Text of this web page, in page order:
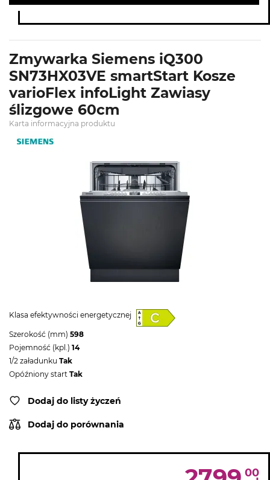
Zmywarka Siemens iQ300
SN73HX03VE smartStart Kosze
varioFlex infoLight Zawiasy
ślizgowe 60cm
Karta informacyjna produktu
Klasa efektywności energetycznej
Szerokość (mm) 598
Pojemność (kpl.) 14
1/2 załadunku Tak
Opóźniony start Tak
Dodaj do listy życzeń
Dodaj do porównania
00